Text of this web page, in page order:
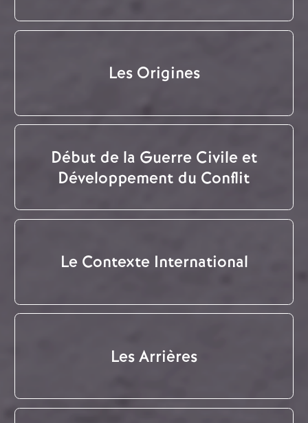
Les Origines
Début de la Guerre Civile et
Développement du Conflit
Le Contexte International
Les Arrières